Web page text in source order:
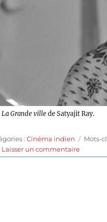
La Grande villede Satyajit Ray.
:Cinéma indien Mots-
Laisser un commentairesur
La